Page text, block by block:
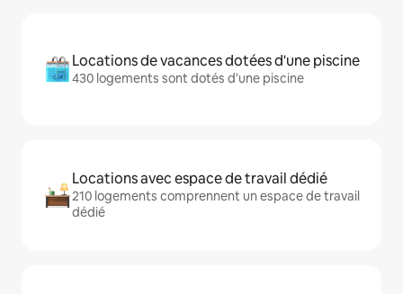
Locations de vacances dotées d'une piscine
430 logements sont dotés d'une piscine
Locations avec espace de travail dédié
210 logements comprennent un espace de travail
dédié